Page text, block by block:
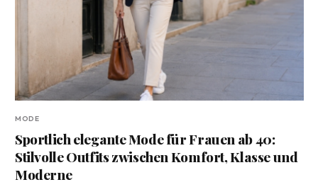
MODE
Sportlich elegante Mode für Frauen ab 40:
Stilvolle Outfits zwischen Komfort, Klasse und
Moderne